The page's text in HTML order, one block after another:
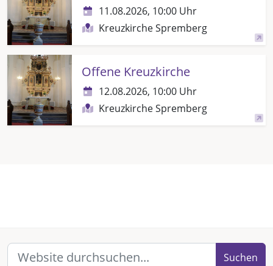
11.08.2026, 10:00 Uhr
Kreuzkirche Spremberg
Offene Kreuzkirche
12.08.2026, 10:00 Uhr
Kreuzkirche Spremberg
Suchen